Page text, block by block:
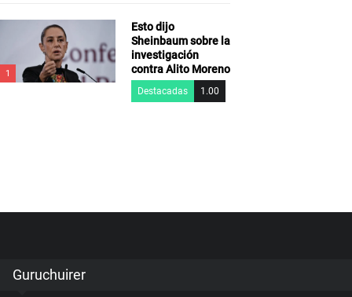
1
Esto dijo
Sheinbaum sobre la
investigación
contra Alito Moreno
Destacadas 1.00
Guruchuirer